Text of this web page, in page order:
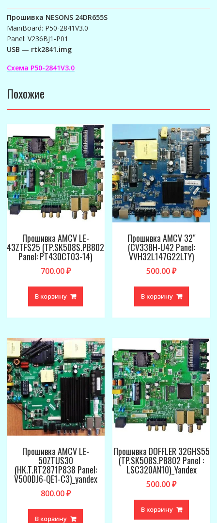
Прошивка NESONS 24DR655S
MainBoard: P50-2841V3.0
Panel: V236BJ1-P01
USB — rtk2841.img
Схема P50-2841V3.0
Похожие
Прошивка AMCV LE-
43ZTFS25 (TP.SK508S.PB802
Panel: PT430CT03-14)
700.00₽
В корзину
Прошивка AMCV 32″
(CV338H-U42 Panel:
VVH32L147G22LTY)
500.00₽
В корзину
Прошивка AMCV LE-
50ZTUS30
(HK.T.RT2871P838 Panel:
V500DJ6-QE1-C3)_yandex
800.00₽
В корзину
Прошивка DOFFLER 32GHS55
(TP.SK508S.PB802 Panel :
LSC320AN10)_Yandex
500.00₽
В корзину